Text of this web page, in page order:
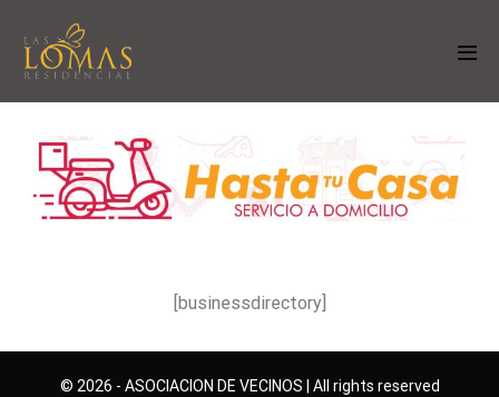
[businessdirectory]
© 2026 - ASOCIACION DE VECINOS | All rights reserved